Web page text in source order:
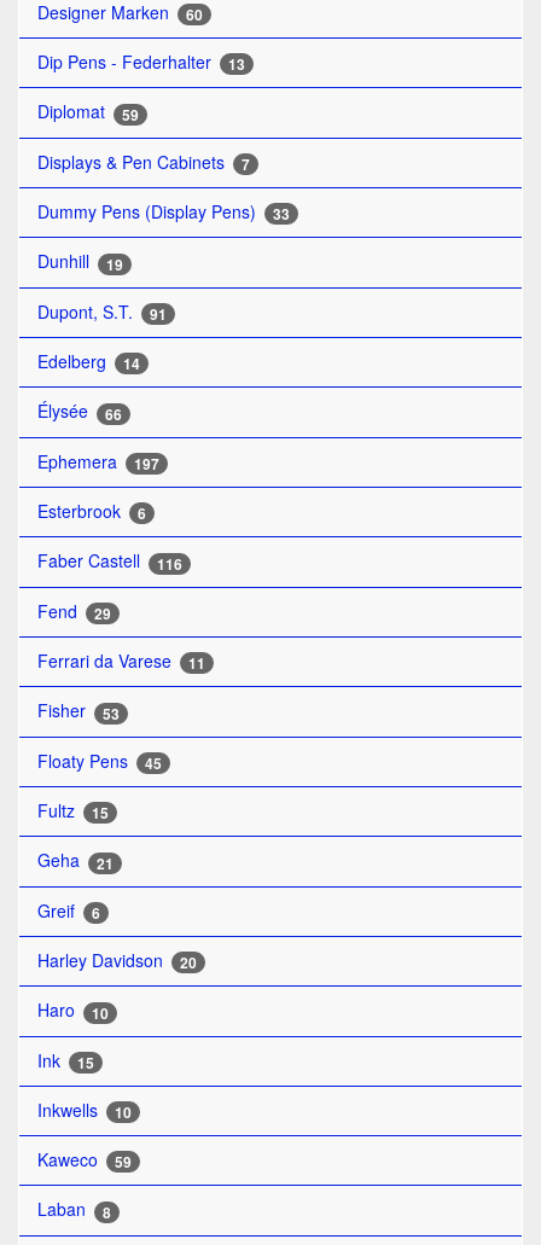
Designer Marken 60
Dip Pens - Federhalter 13
Diplomat 59
Displays & Pen Cabinets 7
Dummy Pens (Display Pens) 33
Dunhill 19
Dupont, S.T. 91
Edelberg 14
Élysée 66
Ephemera 197
Esterbrook 6
Faber Castell 116
Fend 29
Ferrari da Varese 11
Fisher 53
Floaty Pens 45
Fultz 15
Geha 21
Greif 6
Harley Davidson 20
Haro 10
Ink 15
Inkwells 10
Kaweco 59
Laban 8